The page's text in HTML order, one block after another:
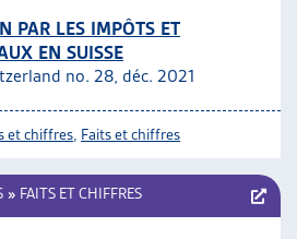
PAR LES IMPÔTS ET
EN SUISSE
no. 28, déc. 2021
et chiffres Faits et chiffres
» FAITS ET CHIFFRES